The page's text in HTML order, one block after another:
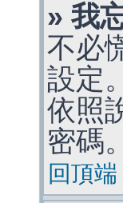
» 我
不必
設定
依照
密碼。
回頂端